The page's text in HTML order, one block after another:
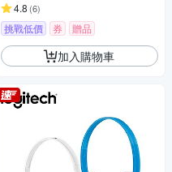
4.8 (6)
挑戰低價 券 贈品
加入購物車